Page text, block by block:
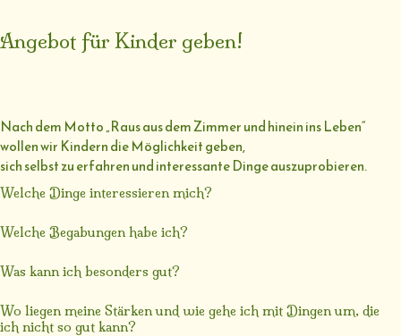
Angebot für Kinder geben!
Nach dem Motto „Raus aus dem Zimmer und hinein ins Leben“
wollen wir Kindern die Möglichkeit geben,
sich selbst zu erfahren und interessante Dinge auszuprobieren.
Welche Dinge interessieren mich?
Welche Begabungen habe ich?
Was kann ich besonders gut?
Wo liegen meine Stärken und wie gehe ich mit Dingen um, die
ich nicht so gut kann?